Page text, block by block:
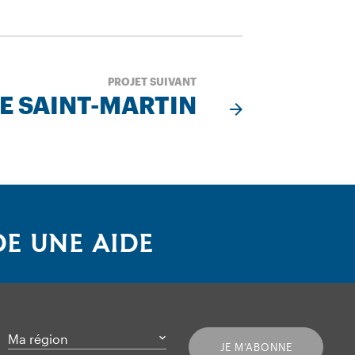
PROJET SUIVANT
SAINT-MARTIN
UNE AIDE
Ma région
JE M’ABONNE